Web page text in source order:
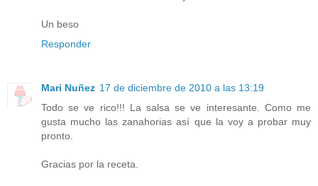
Un beso
Responder
Mari Nuñez 17 de diciembre de 2010 a las 13:19
Todo se ve rico!!! La salsa se ve interesante. Como me
gusta mucho las zanahorias así que la voy a probar muy
pronto.
Gracias por la receta.